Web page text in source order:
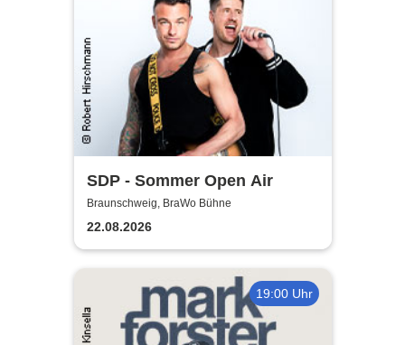
SDP - Sommer Open Air
Braunschweig, BraWo Bühne
22.08.2026
19:00 Uhr